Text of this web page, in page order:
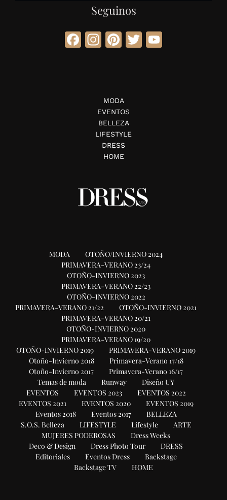
Seguinos
Facebook
Instagram
Pinterest
Twitter
MODA
EVENTOS
BELLEZA
LIFESTYLE
DRESS
HOME
MODA
OTOÑO/INVIERNO 2024
PRIMAVERA-VERANO 23/24
OTOÑO-INVIERNO 2023
PRIMAVERA-VERANO 22/23
OTOÑO-INVIERNO 2022
PRIMAVERA-VERANO 21/22
OTOÑO-INVIERNO 2021
PRIMAVERA-VERANO 20/21
OTOÑO-INVIERNO 2020
PRIMAVERA-VERANO 19/20
OTOÑO-INVIERNO 2019
PRIMAVERA-VERANO 2019
Otoño-Invierno 2018
Primavera-Verano 17/18
Otoño-Invierno 2017
Primavera-Verano 16/17
Temas de moda
Runway
Diseño UY
EVENTOS
EVENTOS 2023
EVENTOS 2022
EVENTOS 2021
EVENTOS 2020
EVENTOS 2019
Eventos 2018
Eventos 2017
BELLEZA
S.O.S. Belleza
LIFESTYLE Lifestyle
ARTE
MUJERES PODEROSAS
Dress Weeks
Deco & Design
Dress Photo Tour
DRESS
Editoriales
Eventos Dress
Backstage
Backstage TV
HOME